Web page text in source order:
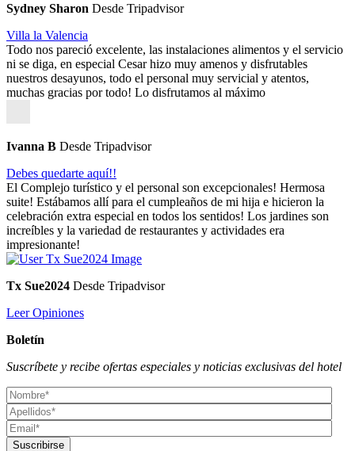
Sydney Sharon Desde Tripadvisor
Villa la Valencia
Todo nos pareció excelente, las instalaciones alimentos y el servicio
ni se diga, en especial Cesar hizo muy amenos y disfrutables
nuestros desayunos, todo el personal muy servicial y atentos,
muchas gracias por todo! Lo disfrutamos al máximo
Ivanna B Desde Tripadvisor
Debes quedarte aquí!!
El Complejo turístico y el personal son excepcionales! Hermosa
suite! Estábamos allí para el cumpleaños de mi hija e hicieron la
celebración extra especial en todos los sentidos! Los jardines son
increíbles y la variedad de restaurantes y actividades era
impresionante!
Tx Sue2024 Desde Tripadvisor
Leer Opiniones
Boletín
Suscríbete y recibe ofertas especiales y noticias exclusivas del hotel